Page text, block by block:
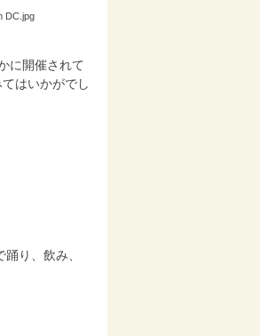
DC.jpg
に開催されて
はいかがでし
り、飲み、